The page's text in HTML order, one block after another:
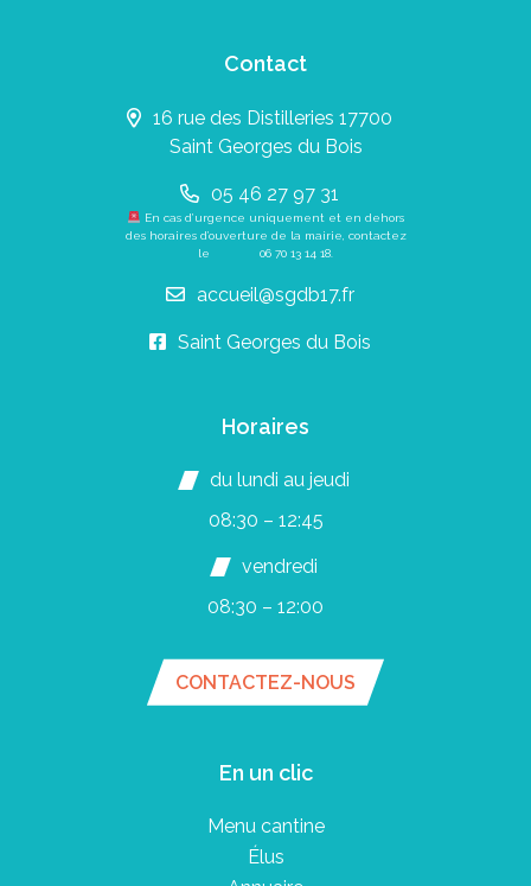
Contact
16 rue des Distilleries 17700
Saint Georges du Bois
05 46 27 97 31
En cas d’urgence uniquement et en dehors
des horaires d’ouverture de la mairie, contactez
le 06 70 13 14 18
accueil@sgdb17.fr
Saint Georges du Bois
Horaires
du lundi au jeudi
08:30 – 12:45
vendredi
08:30 – 12:00
CONTACTEZ-NOUS
En un clic
Menu cantine
Élus